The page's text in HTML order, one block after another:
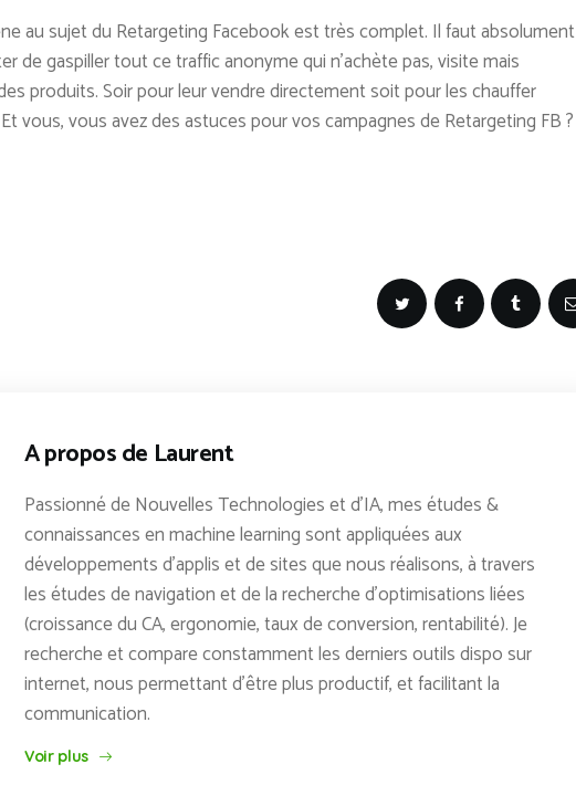
au sujet du Retargeting Facebook est très complet. Il faut absolument
de gaspiller tout ce traffic anonyme qui n’achète pas, visite mais
produits. Soir pour leur vendre directement soit pour les chauffer
vous, vous avez des astuces pour vos campagnes de Retargeting FB ?
A propos de Laurent
Passionné de Nouvelles Technologies et d'IA, mes études &
connaissances en machine learning sont appliquées aux
développements d'applis et de sites que nous réalisons, à travers
les études de navigation et de la recherche d'optimisations liées
(croissance du CA, ergonomie, taux de conversion, rentabilité). Je
recherche et compare constamment les derniers outils dispo sur
internet, nous permettant d'être plus productif, et facilitant la
communication.
Voir plus